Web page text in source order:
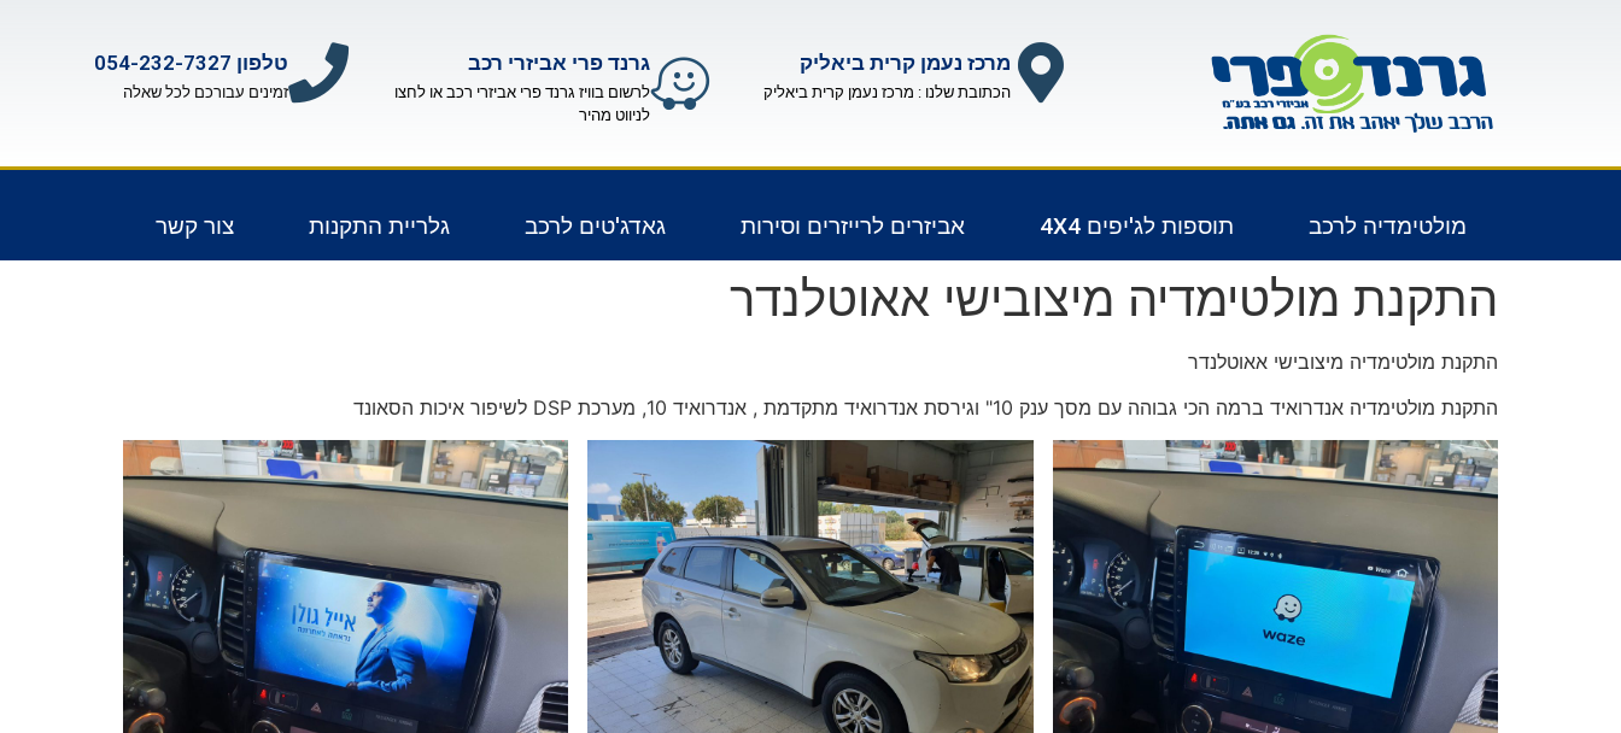
מרכז נעמן קרית ביאליק
הכתובת שלנו : מרכז נעמן קרית ביאליק
גרנד פרי אביזרי רכב
לרשום בוויז גרנד פרי אביזרי רכב או לחצו
לניווט מהיר
טלפון 054-232-7327
זמינים עבורכם לכל שאלה
מולטימדיה לרכב תוספות לג'יפים 4X4 אביזרים לרייזרים וסירות גאדג'טים לרכב גלריית התקנות צור קשר
התקנת מולטימדיה מיצובישי אאוטלנדר
התקנת מולטימדיה מיצובישי אאוטלנדר
התקנת מולטימדיה אנדרואיד ברמה הכי גבוהה עם מסך ענק 10" וגירסת אנדרואיד מתקדמת , אנדרואיד 10, מערכת DSP לשיפור איכות הסאונד